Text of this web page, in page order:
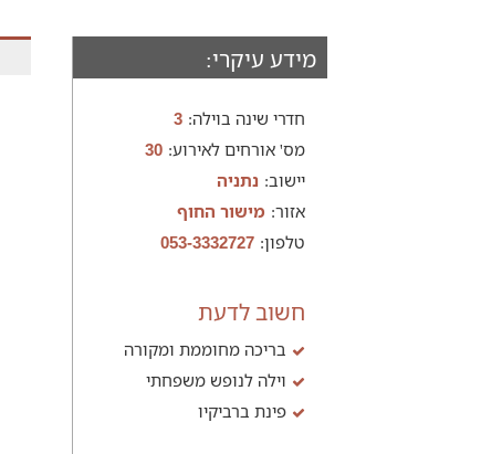
מידע עיקרי:
חדרי שינה בוילה: 3
מס' אורחים לאירוע: 30
יישוב: נתניה
אזור: מישור החוף
טלפון: 053-3332727
חשוב לדעת
בריכה מחוממת ומקורה
וילה לנופש משפחתי
פינת ברביקיו